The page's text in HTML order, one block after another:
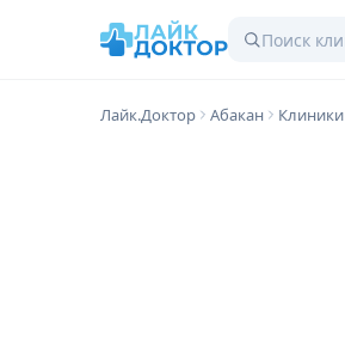
Лайк.Доктор Абакан Клиники